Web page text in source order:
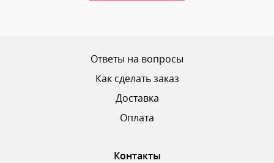
ОТПРАВИТЬ ОТЗЫВ
Ответы на вопросы
Как сделать заказ
Доставка
Оплата
Контакты